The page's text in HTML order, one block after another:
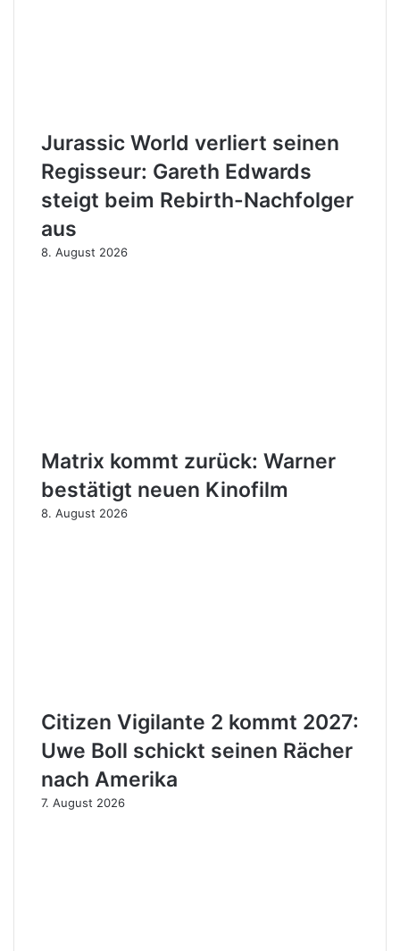
Jurassic World verliert seinen
Regisseur: Gareth Edwards
steigt beim Rebirth-Nachfolger
aus
8. August 2026
Matrix kommt zurück: Warner
bestätigt neuen Kinofilm
8. August 2026
Citizen Vigilante 2 kommt 2027:
Uwe Boll schickt seinen Rächer
nach Amerika
7. August 2026